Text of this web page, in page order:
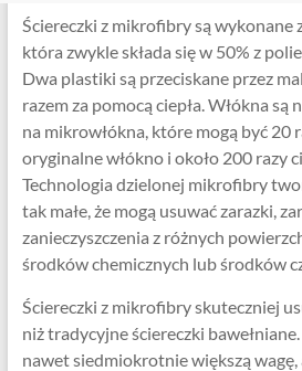
Ściereczki z mikrofibry są wykonane
która zwykle składa się w 50% z
Dwa plastiki są przeciskane przez
razem za pomocą ciepła. Włókna
na mikrowłókna, które mogą być 20
oryginalne włókno i około 200 razy
Technologia dzielonej mikrofibry
tak małe, że mogą usuwać zarazki,
zanieczyszczenia z różnych
środków chemicznych lub środków
Ściereczki z mikrofibry skuteczniej
niż tradycyjne ściereczki
nawet siedmiokrotnie większą wagę,